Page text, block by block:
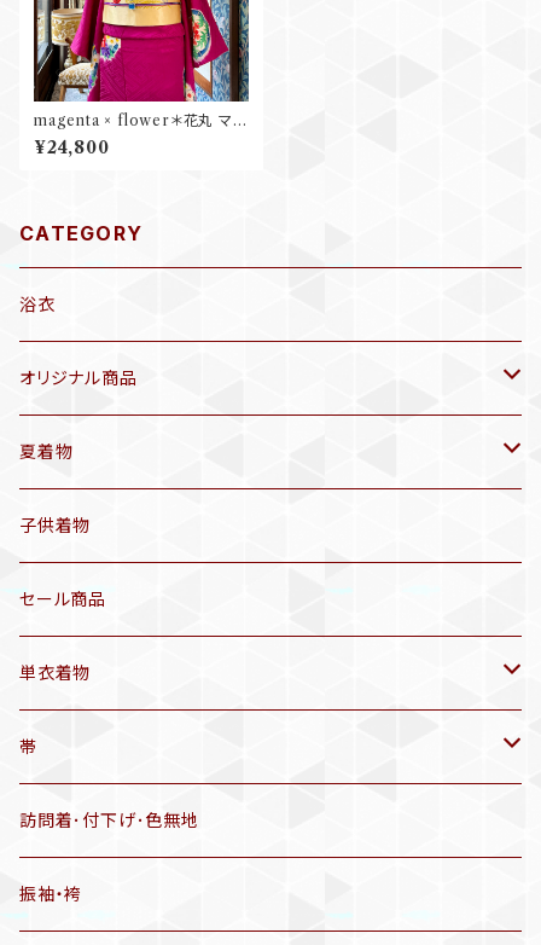
magenta × flower＊花丸 マゼ
ンタ ピンクパープル 牡丹 水仙
笹 竹 葡萄 花 袴 卒業式 アンテ
¥24,800
CATEGORY
浴衣
オリジナル商品
袷着物(10〜5月頃)
セオα 着物(5〜9月頃)
三分紐
帯揚げ
羽織
半幅帯
有松絞り浴衣(6～9月頃)
夏着物
アンティーク着物
リサイクル着物
子供着物
セール商品
単衣着物
アンティーク着物
リサイクル着物
帯
リサイクル帯
アンティーク帯
訪問着･付下げ･色無地
振袖・袴